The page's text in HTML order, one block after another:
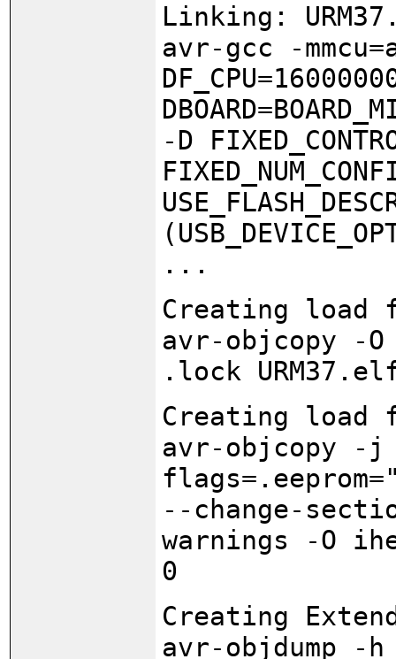
Linking:
avr-gcc -
-D
...
Creating load
avr-objcopy -
.lock
Creating load
avr-objcopy -j
--change-
warnings -O
0
Creating
avr-objdump -